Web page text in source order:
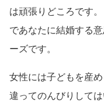
は頑張りどころです
であなたに結婚する
ーズです。
女性には子どもを産
違ってのんびりして